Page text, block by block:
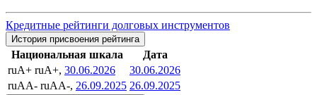
Кредитные рейтинги долговых инструментов
История присвоения рейтинга
Национальная шкала
Дата
ruA+ ruA+, 30.06.2026
30.06.2026
ruAA- ruAA-, 26.09.2025 26.09.2025